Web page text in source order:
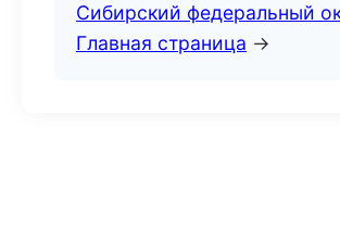
Сибирский федеральный
Главная страница →